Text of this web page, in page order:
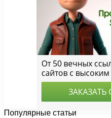
Популярные статьи